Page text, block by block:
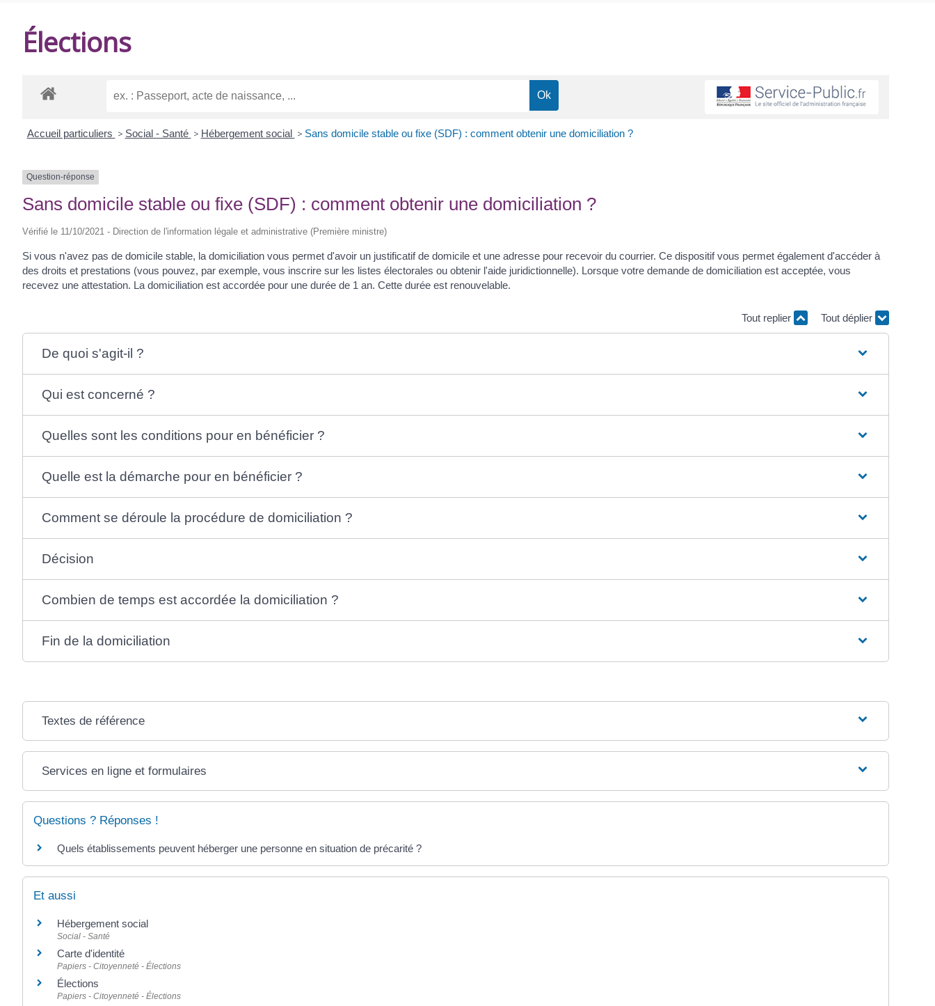
Élections
Accueil particuliers > Social - Santé > Hébergement social > Sans domicile stable ou fixe (SDF) : comment obtenir une domiciliation ?
Question-réponse
Sans domicile stable ou fixe (SDF) : comment obtenir une domiciliation ?
Vérifié le 11/10/2021 - Direction de l'information légale et administrative (Première ministre)
Si vous n'avez pas de domicile stable, la domiciliation vous permet d'avoir un justificatif de domicile et une adresse pour recevoir du courrier. Ce dispositif vous permet également d'accéder à
des droits et prestations (vous pouvez, par exemple, vous inscrire sur les listes électorales ou obtenir l'aide juridictionnelle). Lorsque votre demande de domiciliation est acceptée, vous
recevez une attestation. La domiciliation est accordée pour une durée de 1 an. Cette durée est renouvelable.
Tout replier Tout déplier
De quoi s'agit-il ?
Qui est concerné ?
Quelles sont les conditions pour en bénéficier ?
Quelle est la démarche pour en bénéficier ?
Comment se déroule la procédure de domiciliation ?
Décision
Combien de temps est accordée la domiciliation ?
Fin de la domiciliation
Textes de référence
Services en ligne et formulaires
Questions ? Réponses !
Quels établissements peuvent héberger une personne en situation de précarité ?
Et aussi
Hébergement social
Social - Santé
Carte d'identité
Papiers - Citoyenneté - Élections
Élections
Papiers - Citoyenneté - Élections